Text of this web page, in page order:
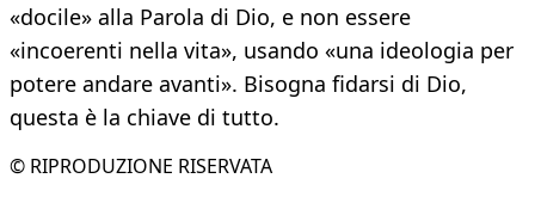
«docile» alla Parola di Dio, e non essere
«incoerenti nella vita», usando «una ideologia per
potere andare avanti». Bisogna fidarsi di Dio,
questa è la chiave di tutto.
© RIPRODUZIONE RISERVATA